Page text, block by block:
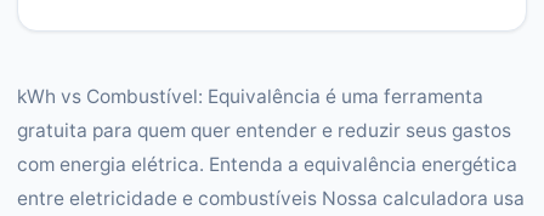
kWh vs Combustível: Equivalência é uma ferramenta
gratuita para quem quer entender e reduzir seus gastos
com energia elétrica. Entenda a equivalência energética
entre eletricidade e combustíveis Nossa calculadora usa